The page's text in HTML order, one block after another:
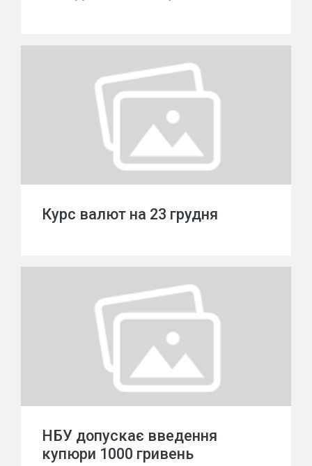
Курс валют на 23 грудня
НБУ допускає введення
купюри 1000 гривень